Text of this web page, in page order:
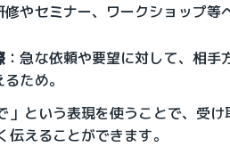
修やセミナー、ワークショップ等
：急な依頼や要望に対して、相手
ため。
」という表現を使うことで、受
えることができます。